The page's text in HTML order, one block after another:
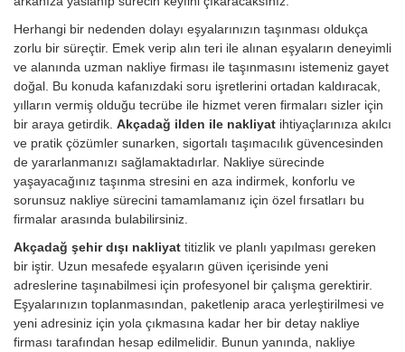
Herhangi bir nedenden dolayı eşyalarınızın taşınması oldukça
zorlu bir süreçtir. Emek verip alın teri ile alınan eşyaların deneyimli
ve alanında uzman nakliye firması ile taşınmasını istemeniz gayet
doğal. Bu konuda kafanızdaki soru işretlerini ortadan kaldıracak,
yılların vermiş olduğu tecrübe ile hizmet veren firmaları sizler için
bir araya getirdik. Akçadağ ilden ile nakliyat ihtiyaçlarınıza akılcı
ve pratik çözümler sunarken, sigortalı taşımacılık güvencesinden
de yararlanmanızı sağlamaktadırlar. Nakliye sürecinde
yaşayacağınız taşınma stresini en aza indirmek, konforlu ve
sorunsuz nakliye sürecini tamamlamanız için özel fırsatları bu
firmalar arasında bulabilirsiniz.
Akçadağ şehir dışı nakliyat titizlik ve planlı yapılması gereken
bir iştir. Uzun mesafede eşyaların güven içerisinde yeni
adreslerine taşınabilmesi için profesyonel bir çalışma gerektirir.
Eşyalarınızın toplanmasından, paketlenip araca yerleştirilmesi ve
yeni adresiniz için yola çıkmasına kadar her bir detay nakliye
firması tarafından hesap edilmelidir. Bunun yanında, nakliye